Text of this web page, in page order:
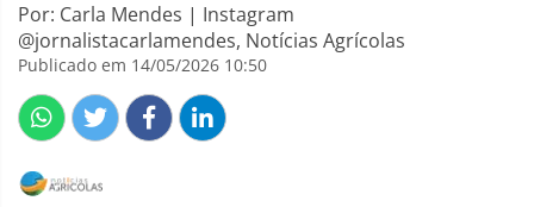
Por: Carla Mendes | Instagram
@jornalistacarlamendes, Notícias Agrícolas
Publicado em 14/05/2026 10:50